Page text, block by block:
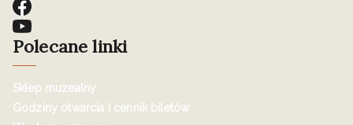
Polecane linki
Sklep muzealny
Godziny otwarcia i cennik biletów